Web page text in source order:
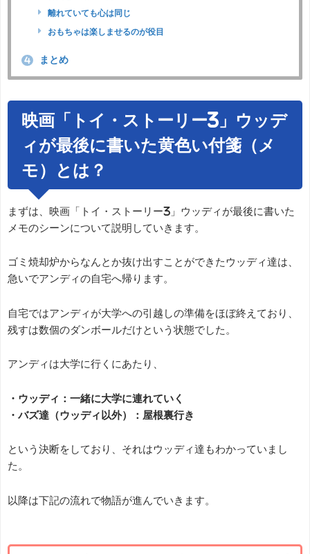
離れていても心は同じ
おもちゃは楽しませるのが役目
4 まとめ
映画「トイ・ストーリー3」ウッデ
ィが最後に書いた黄色い付箋（メ
モ）とは？
まずは、映画「トイ・ストーリー3」ウッディが最後に書いた
メモのシーンについて説明していきます。
ゴミ焼却炉からなんとか抜け出すことができたウッディ達は、
急いでアンディの自宅へ帰ります。
自宅ではアンディが大学への引越しの準備をほぼ終えており、
残すは数個のダンボールだけという状態でした。
アンディは大学に行くにあたり、
・ウッディ：一緒に大学に連れていく
・バズ達（ウッディ以外）：屋根裏行き
という決断をしており、それはウッディ達もわかっていまし
た。
以降は下記の流れで物語が進んでいきます。